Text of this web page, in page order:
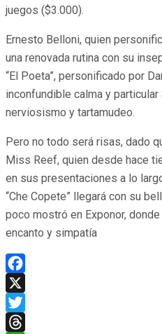
juegos ($3.000).
Ernesto Belloni, quien
una renovada rutina con su
“El Poeta”, personificado por
inconfundible calma y
nerviosismo y tartamudeo.
Pero no todo será risas, dado
Miss Reef, quien desde hace
en sus presentaciones a lo
“Che Copete” llegará con su
poco mostró en Exponor,
encanto y simpatía
Facebook
X
Twitter